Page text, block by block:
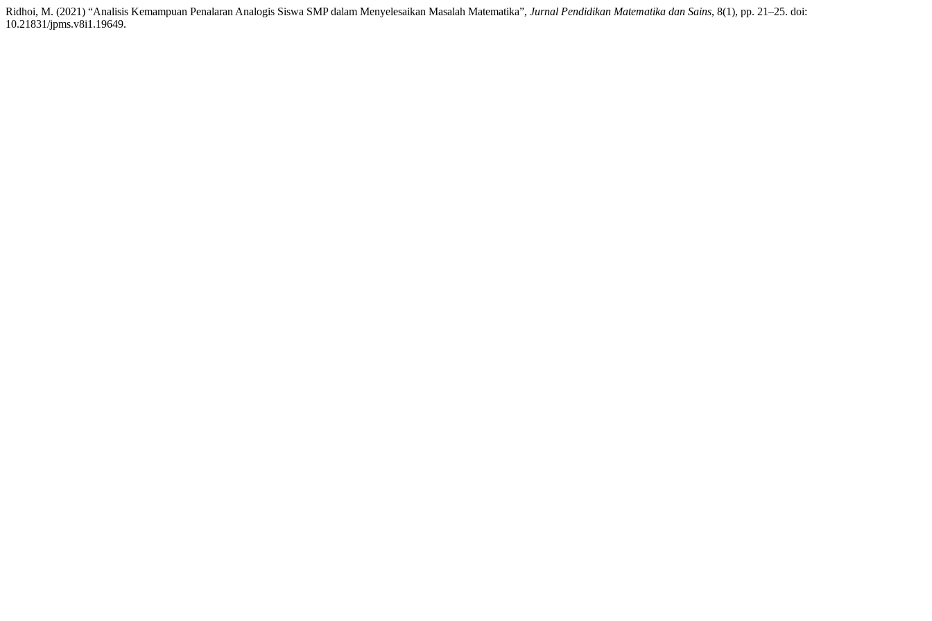
Ridhoi, M. (2021) “Analisis Kemampuan Penalaran Analogis Siswa SMP dalam Menyelesaikan Masalah Matematika”, Jurnal Pendidikan Matematika dan Sains, 8(1), pp. 21–25. doi:
10.21831/jpms.v8i1.19649.